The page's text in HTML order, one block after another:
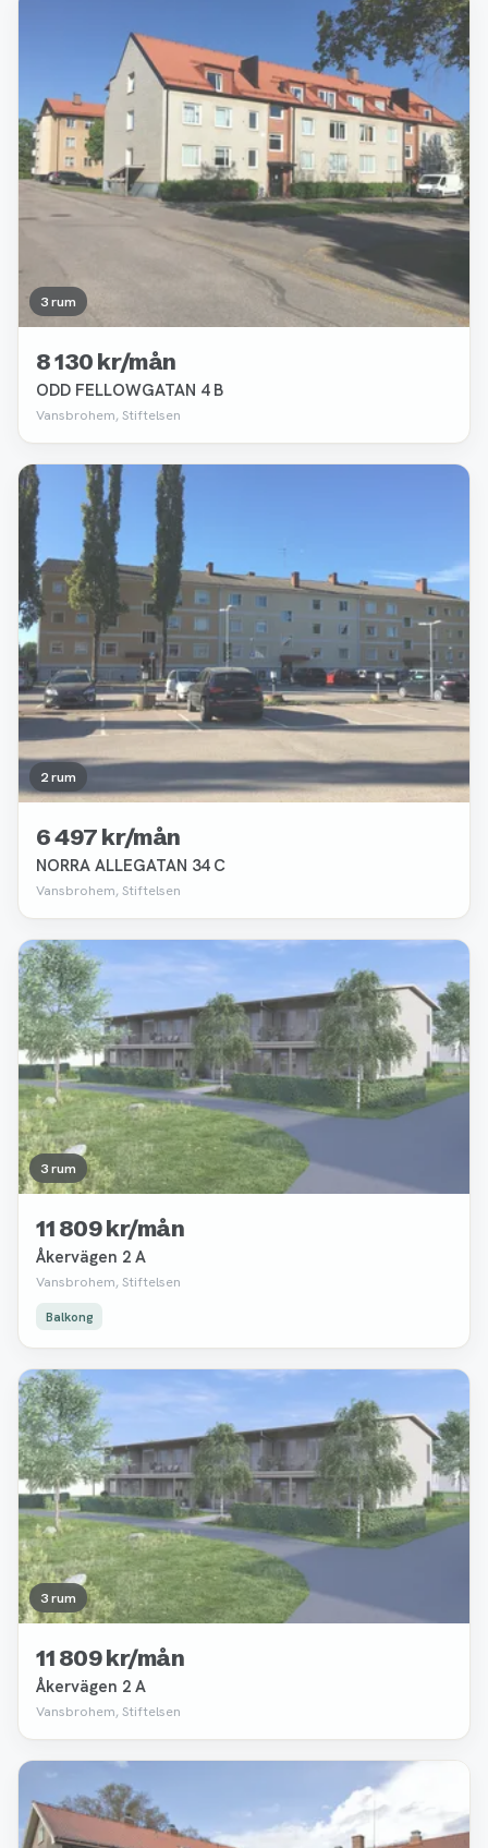
3 rum
8 130 kr/mån
ODD FELLOWGATAN 4 B
Vansbrohem, Stiftelsen
Borttagen
2 rum
6 497 kr/mån
NORRA ALLEGATAN 34 C
Vansbrohem, Stiftelsen
Borttagen
3 rum
11 809 kr/mån
Åkervägen 2 A
Vansbrohem, Stiftelsen
Balkong
Borttagen
3 rum
11 809 kr/mån
Åkervägen 2 A
Vansbrohem, Stiftelsen